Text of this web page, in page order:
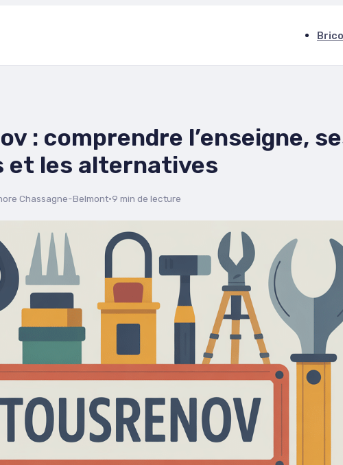
: comprendre l’enseigne,
et les alternatives
Chassagne-Belmont·9 min de lecture